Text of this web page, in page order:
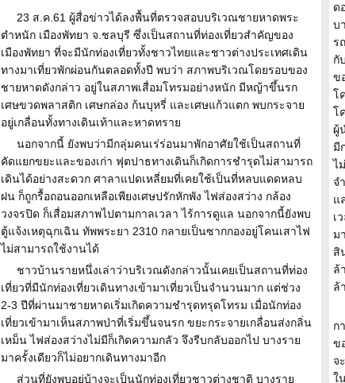
23 ส.ค.61 ผู้สื่อข่าวได้ลงพื้นที่ตรวจสอบบริเวณชายหาดพระ
ตำหนัก เมืองพัทยา จ.ชลบุรี ซึ่งเป็นสถานที่ท่องเที่ยวสำคัญของ
เมืองพัทยา ที่จะมีนักท่องเที่ยวทั้งชาวไทยและชาวต่างประเทศเดิน
ทางมาเที่ยวพักผ่อนกันตลอดทั้งปี พบว่า สภาพบริเวณโดยรอบของ
ชายหาดดังกล่าว อยู่ในสภาพเสื่อมโทรมอย่างหนัก มีหญ้าขึ้นรก
เศษขวดพลาสติก เศษกล่อง ก้นบุหรี่ และเศษแก้วแตก พบกระจาย
อยู่เกลื่อนทั้งทางเดินเท้าและหาดทราย
นอกจากนี้ ยังพบว่ามีกลุ่มคนเร่ร่อนมาพักอาศัยใช้เป็นสถานที่
คัดแยกขยะและของเก่า ฟุตปาธทางเดินก็เกิดการชำรุดไม่สามารถ
เดินได้อย่างสะดวก ศาลาแปดเหลี่ยมที่เคยใช้เป็นที่หลบแดดหลบ
ฝน ก็ถูกรื้อถอนออกเหลือเพียงเศษปรักหักพัง ไฟส่องสว่าง กล้อง
วงจรปิด ก็เสื่อมสภาพไปตามกาลเวลา ไร้การดูแล นอกจากนี้ยังพบ
ตู้แจ้งเหตุฉุกเฉิน ทัพพระยา 2310 กลายเป็นซากกองอยู่โคนเสาไฟ
ไม่สามารถใช้งานได้
ชาวบ้านรายหนึ่งเล่าว่าบริเวณดังกล่าวนั้นเคยเป็นสถานที่ท่อง
เที่ยวที่มีนักท่องเที่ยวเดินทางเข้ามาเที่ยวเป็นจำนวนมาก แต่ช่วง
2-3 ปีที่ผ่านมาชายหาดเริ่มเกิดความชำรุดทรุดโทรม เมื่อนักท่อง
เที่ยวเข้ามาเห็นสภาพป่าที่เริ่มขึ้นจนรก ขยะกระจายเกลื่อนส่งกลิ่น
เหม็น ไฟส่องสว่างไม่มีก็เกิดความกลัว จึงรีบกลับออกไป บางราย
มาครั้งเดียวก็ไม่อยากเดินทางมาอีก
ส่วนที่ยังพบอยู่บ้างจะเป็นนักท่องเที่ยวชาวต่างชาติ บางราย
ด
บ
ร
กั
ข
โ
โ
ผู้
มี
ไ
จ
แ
เ
ม
สิ
ล้
ล้
ก
ข
จ
ใ